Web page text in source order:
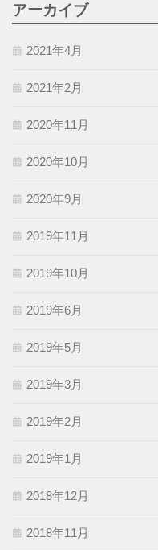
アーカイブ
2021年4月
2021年2月
2020年11月
2020年10月
2020年9月
2019年11月
2019年10月
2019年6月
2019年5月
2019年3月
2019年2月
2019年1月
2018年12月
2018年11月